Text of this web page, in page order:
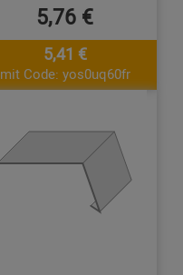
5,76 €
5,41 €
mit Code: yos0uq60fr